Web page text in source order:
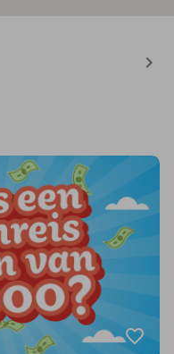
favorite_border